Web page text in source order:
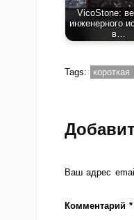
VicoStone:
инженерного
в…
Tags:
Ваш адрес
Комментарий*